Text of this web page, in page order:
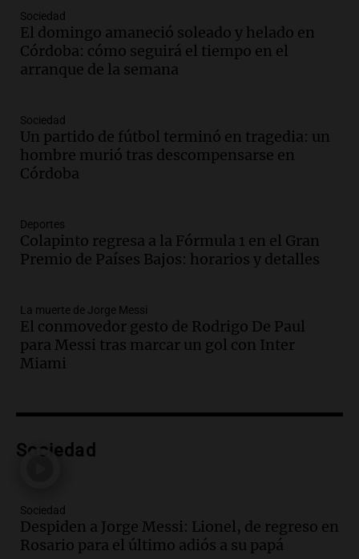
Episodios
Audio.Tormentas y filtraciones: "El
agua entra por donde menos
imaginamos"
Audio.
Nahuel Pennisi y la huella de
Mercedes Sosa: "La emoción es el filtro
máximo".
Una Mañana para todos Rosario
Audio.
Orellana Lucca celebró su peña
de folclore en Córdoba
Tarde y Media
Audio.Trágico accidente en Mendoza:
un muerto y varios heridos tras caída de
vehículos desde un puente
Audio.Tragedia en Mendoza: un muerto
un puente
Audio.
Rosario para acompañar a su familia
tras la muerte de su papá
Sociedad
El domingo amaneció soleado y helado en
Córdoba: cómo seguirá el tiempo en el
arranque de la semana
Sociedad
Un partido de fútbol terminó en tragedia: un
hombre murió tras descompensarse en
Córdoba
Deportes
Colapinto regresa a la Fórmula 1 en el Gran
Premio de Países Bajos: horarios y detalles
La muerte de Jorge Messi
El conmovedor gesto de Rodrigo De Paul
para Messi tras marcar un gol con Inter
Miami
Sociedad
Sociedad
Despiden a Jorge Messi: Lionel, de regreso en
Rosario para el último adiós a su papá